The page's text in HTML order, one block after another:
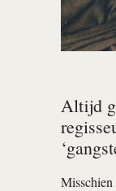
Altijd